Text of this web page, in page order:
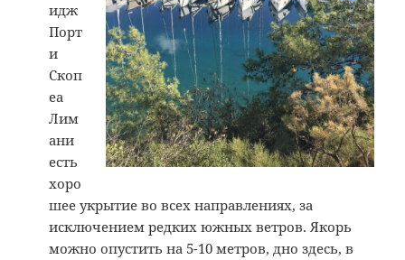
идж
Порт
и
Скоп
еа
Лим
ани
есть
хоро
шее укрытие во всех направлениях, за
исключением редких южных ветров. Якорь
можно опустить на 5-10 метров, дно здесь, в